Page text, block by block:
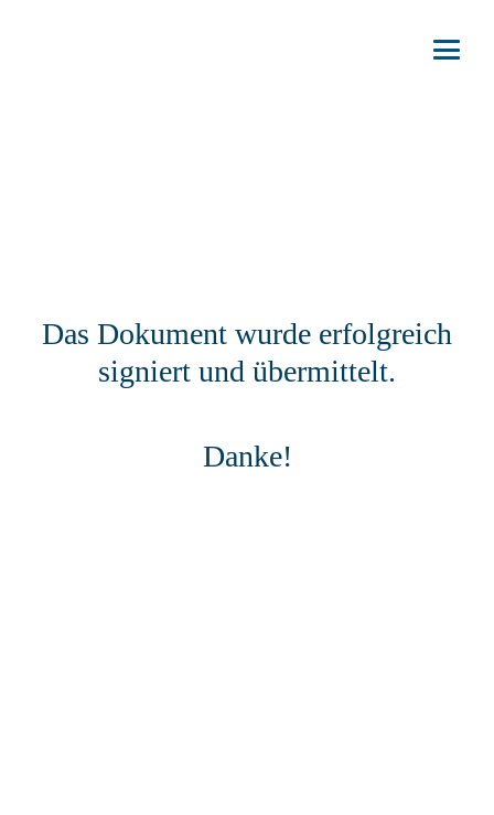
Das Dokument wurde erfolgreich
signiert und übermittelt.
Danke!